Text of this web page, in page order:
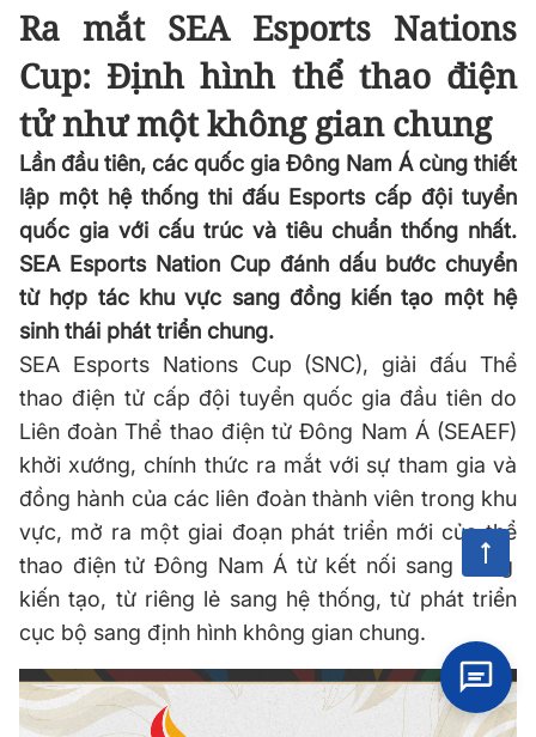
Ra mắt SEA Esports Nations
Cup: Định hình thể thao điện
tử như một không gian chung
Lần đầu tiên, các quốc gia Đông Nam Á cùng thiết
lập một hệ thống thi đấu Esports cấp đội tuyển
quốc gia với cấu trúc và tiêu chuẩn thống nhất.
SEA Esports Nation Cup đánh dấu bước chuyển
từ hợp tác khu vực sang đồng kiến tạo một hệ
sinh thái phát triển chung.
SEA Esports Nations Cup (SNC), giải đấu Thể
thao điện tử cấp đội tuyển quốc gia đầu tiên do
Liên đoàn Thể thao điện tử Đông Nam Á (SEAEF)
khởi xướng, chính thức ra mắt với sự tham gia và
đồng hành của các liên đoàn thành viên trong khu
vực, mở ra một giai đoạn phát triển mới của thể
thao điện tử Đông Nam Á từ kết nối sang đồng
kiến tạo, từ riêng lẻ sang hệ thống, từ phát triển
cục bộ sang định hình không gian chung.